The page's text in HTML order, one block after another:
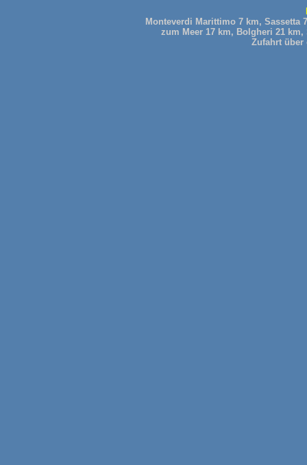
Monteverdi Marittimo 7 km, Sassetta
zum Meer 17 km, Bolgheri 21
Zufahrt über